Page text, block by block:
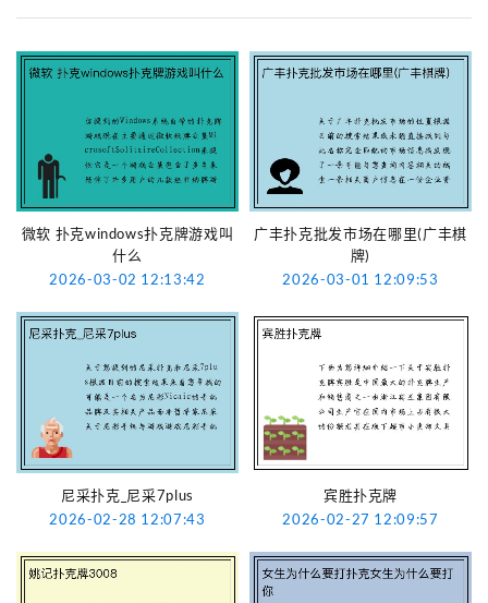
微软 扑克windows扑克牌游戏叫
什么
2026-03-02 12:13:42
广丰扑克批发市场在哪里(广丰棋
牌)
2026-03-01 12:09:53
尼采扑克_尼采7plus
2026-02-28 12:07:43
宾胜扑克牌
2026-02-27 12:09:57